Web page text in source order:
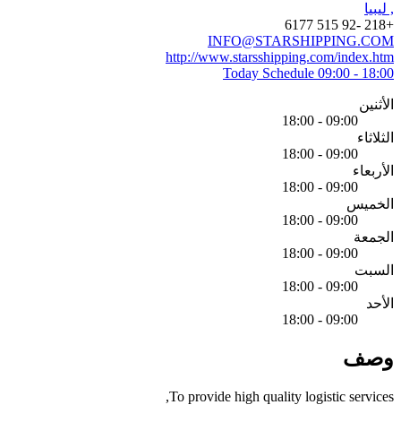
, ليبيا
+218 -92 515 6177
INFO@STARSHIPPING.COM
http://www.starsshipping.com/index.htm
Today Schedule 09:00 - 18:00
الأثنين
09:00 - 18:00
الثلاثاء
09:00 - 18:00
الأربعاء
09:00 - 18:00
الخميس
09:00 - 18:00
الجمعة
09:00 - 18:00
السبت
09:00 - 18:00
الأحد
09:00 - 18:00
وصف
To provide high quality logistic services,